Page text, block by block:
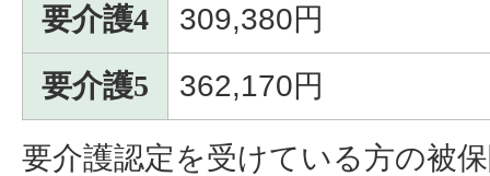
要介護4
309,380円
要介護5
362,170円
要介護認定を受けている方の被